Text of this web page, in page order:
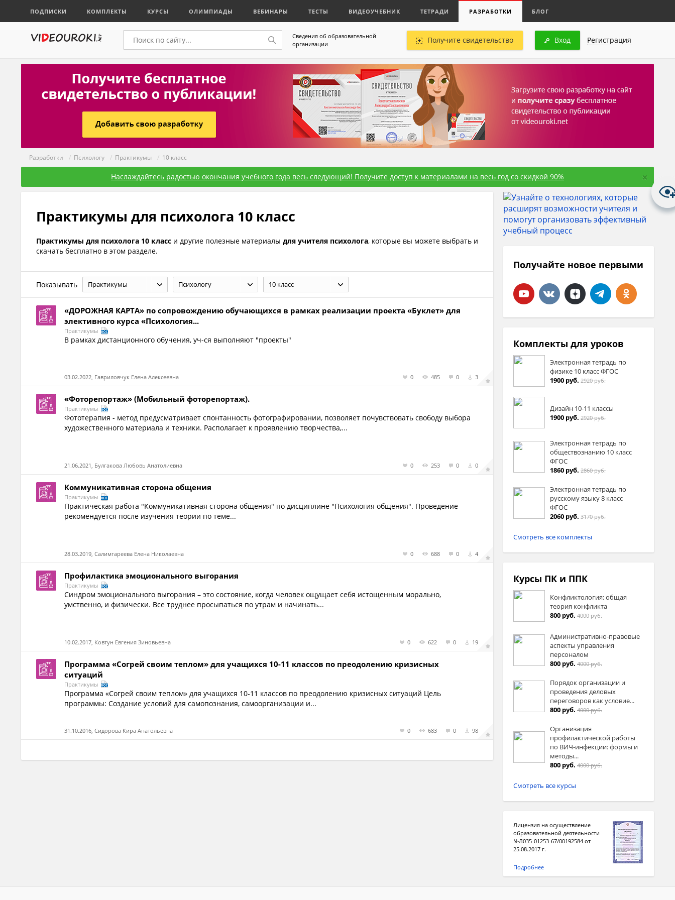
ПОДПИСКИ КОМПЛЕКТЫ КУРСЫ ОЛИМПИАДЫ ВЕБИНАРЫ ТЕСТЫ ВИДЕОУЧЕБНИК ТЕТРАДИ РАЗРАБОТКИ БЛОГ
Сведения об образовательной
организации
Получите свидетельство Вход Регистрация
Разработки / Психологу / Практикумы / 10 класс
Наслаждайтесь радостью окончания учебного года весь следующий! Получите доступ к материалами на весь год со скидкой 90% ×
Практикумы для психолога 10 класс
Практикумы для психолога 10 класс и другие полезные материалы для учителя психолога, которые вы можете выбрать и
скачать бесплатно в этом разделе.
Показывать Практикумы Психологу 10 класс
«ДОРОЖНАЯ КАРТА» по сопровождению обучающихся в рамках реализации проекта «Буклет» для
элективного курса «Психология...
Практикумы
В рамках дистанционного обучения, уч-ся выполняют "проекты"
03.02.2022, Гавриловчук Елена Алексеевна 0 485 0 3
«Фоторепортаж» (Мобильный фоторепортаж).
Практикумы
Фототерапия - метод предусматривает спонтанность фотографировании, позволяет почувствовать свободу выбора
художественного материала и техники. Располагает к проявлению творчества,...
21.06.2021, Булгакова Любовь Анатолиевна 0 253 0 0
Коммуникативная сторона общения
Практикумы
Практическая работа "Коммуникативная сторона общения" по дисциплине "Психология общения". Проведение
рекомендуется после изучения теории по теме...
28.03.2019, Салимгареева Елена Николаевна 0 688 0 4
Профилактика эмоционального выгорания
Практикумы
Синдром эмоционального выгорания – это состояние, когда человек ощущает себя истощенным морально,
умственно, и физически. Все труднее просыпаться по утрам и начинать...
10.02.2017, Ковтун Евгения Зиновьевна 0 622 0 19
Программа «Согрей своим теплом» для учащихся 10-11 классов по преодолению кризисных
ситуаций
Практикумы
Программа «Согрей своим теплом» для учащихся 10-11 классов по преодолению кризисных ситуаций Цель
программы: Создание условий для самопознания, самоорганизации и...
31.10.2016, Сидорова Кира Анатольевна 0 683 0 98
Получайте новое первыми
Комплекты для уроков
Электронная тетрадь по
физике 10 класс ФГОС
1900 руб. 2920 руб.
Дизайн 10-11 классы
1900 руб. 2920 руб.
Электронная тетрадь по
обществознанию 10 класс
ФГОС
1860 руб. 2860 руб.
Электронная тетрадь по
русскому языку 8 класс
ФГОС
2060 руб. 3170 руб.
Смотреть все комплекты
Курсы ПК и ППК
Конфликтология: общая
теория конфликта
800 руб. 4000 руб.
Административно-правовые
аспекты управления
персоналом
800 руб. 4000 руб.
Порядок организации и
проведения деловых
переговоров как условие...
800 руб. 4000 руб.
Организация
профилактической работы
по ВИЧ-инфекции: формы и
методы...
800 руб. 4000 руб.
Смотреть все курсы
Лицензия на осуществление
образовательной деятельности
№Л035-01253-67/00192584 от
25.08.2017 г.
Подробнее